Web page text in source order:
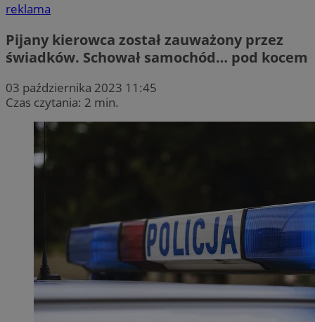
reklama
Pijany kierowca został zauważony przez
świadków. Schował samochód… pod kocem
03 października 2023 11:45
Czas czytania: 2 min.